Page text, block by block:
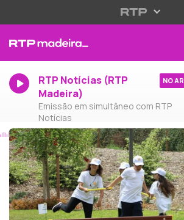
RTP Notícias (RTP
Madeira)
Emissão em simultâneo com RTP
Notícias
NO AR